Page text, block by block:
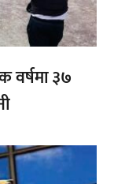
वर्षमा ३७